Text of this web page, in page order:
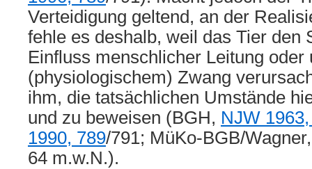
Verteidigung geltend, an der
fehle es deshalb, weil das Tier den
Einfluss menschlicher Leitung oder
(physiologischem) Zwang
ihm, die tatsächlichen Umstände
und zu beweisen (BGH, NJW
1990, 789/791; MüKo-BGB/
64 m.w.N.).